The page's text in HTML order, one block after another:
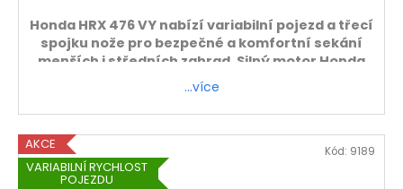
Honda HRX 476 VY nabízí variabilní pojezd a třecí
spojku nože pro bezpečné a komfortní sekání
menších i středních zahrad. Silný motor Honda
zajistí spolehlivý výkon.
ZDARMA - sekačku sestavíme a zprovozníme.
Platí pouze při osobním odběru.
…více
AKCE
VARIABILNÍ RYCHLOST
POJEZDU
Kód: 9189